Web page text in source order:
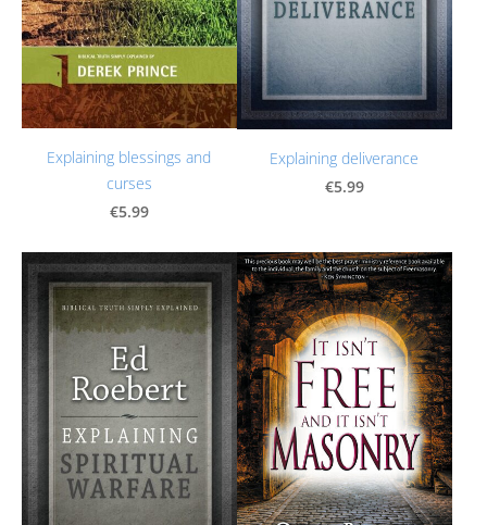
Explaining blessings and
curses
€5.99
Explaining deliverance
€5.99